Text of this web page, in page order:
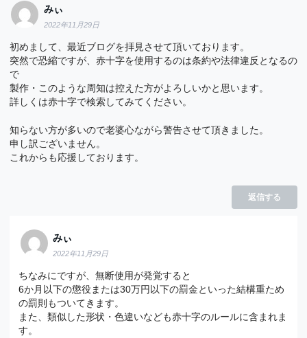
みぃ
2022年11月29日
初めまして、最近ブログを拝見させて頂いております。
突然で恐縮ですが、赤十字を使用するのは条約や法律違反となるの
で
製作・このような周知は控えた方がよろしいかと思います。
詳しくは赤十字で検索してみてください。
知らない方が多いので老婆心ながら警告させて頂きました。
申し訳ございません。
これからも応援しております。
返信する
みぃ
2022年11月29日
ちなみにですが、無断使用が発覚すると
6か月以下の懲役または30万円以下の罰金といった結構重ため
の罰則もついてきます。
また、類似した形状・色違いなども赤十字のルールに含まれま
す。